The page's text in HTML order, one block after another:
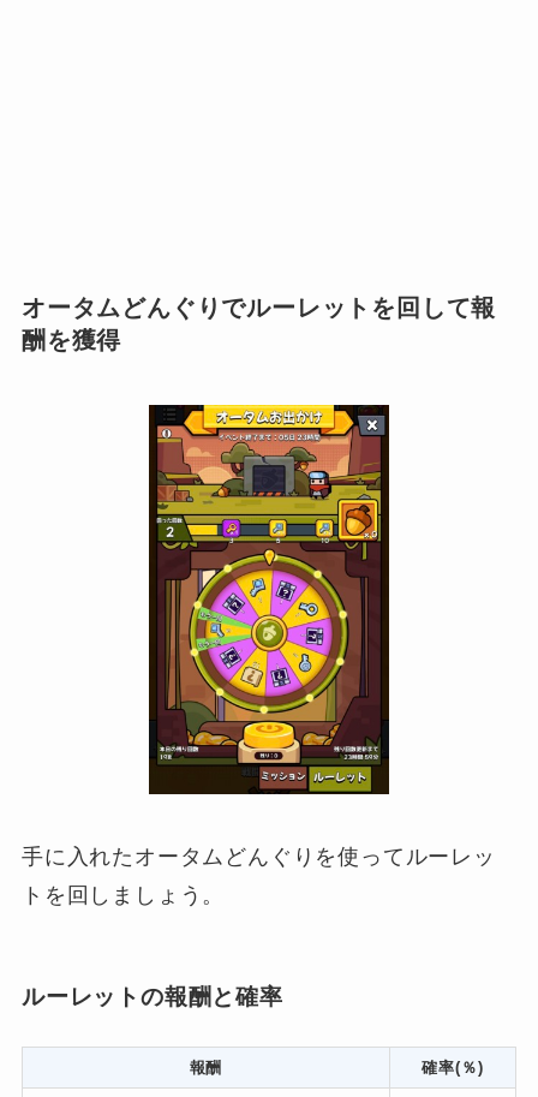
オータムどんぐりでルーレットを回して報
酬を獲得
手に入れたオータムどんぐりを使ってルーレッ
トを回しましょう。
ルーレットの報酬と確率
報酬 確率(％)